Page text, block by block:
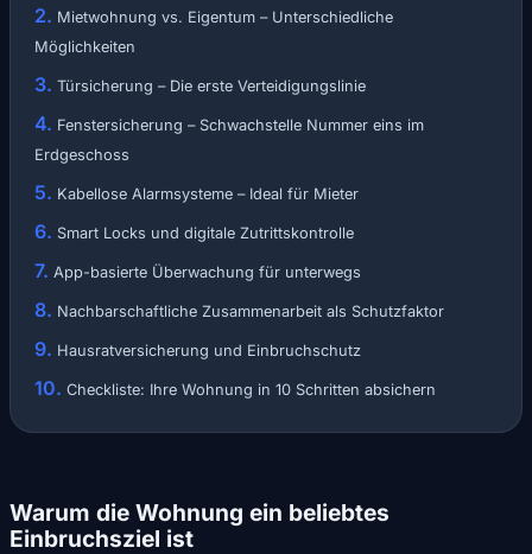
Mietwohnung vs. Eigentum – Unterschiedliche
Möglichkeiten
Türsicherung – Die erste Verteidigungslinie
Fenstersicherung – Schwachstelle Nummer eins im
Erdgeschoss
Kabellose Alarmsysteme – Ideal für Mieter
Smart Locks und digitale Zutrittskontrolle
App-basierte Überwachung für unterwegs
Nachbarschaftliche Zusammenarbeit als Schutzfaktor
Hausratversicherung und Einbruchschutz
Checkliste: Ihre Wohnung in 10 Schritten absichern
Warum die Wohnung ein beliebtes
Einbruchsziel ist